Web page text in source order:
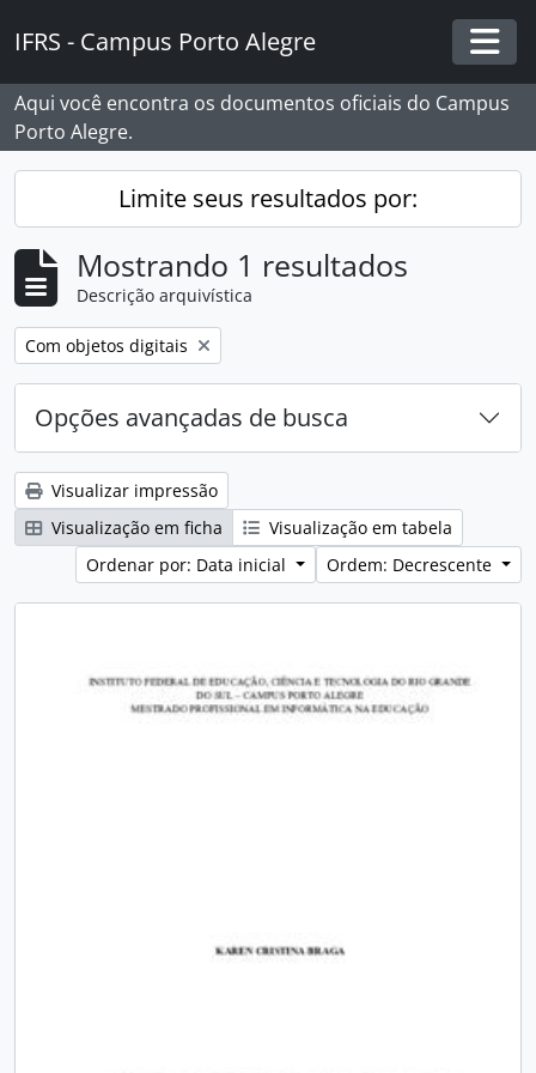
IFRS - Campus Porto Alegre
Aqui você encontra os documentos oficiais do Campus
Porto Alegre.
Limite seus resultados por:
Mostrando 1 resultados
Descrição arquivística
Remover filtro:
Com objetos digitais
Opções avançadas de busca
Visualizar impressão
Visualização em ficha
Visualização em tabela
Ordenar por: Data inicial
Ordem: Decrescente